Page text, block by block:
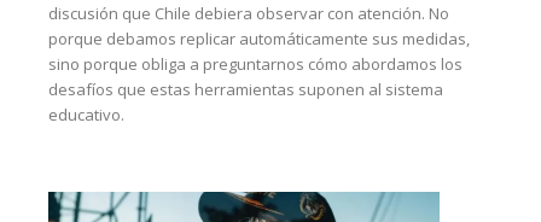
discusión que Chile debiera observar con atención. No
porque debamos replicar automáticamente sus medidas,
sino porque obliga a preguntarnos cómo abordamos los
desafíos que estas herramientas suponen al sistema
educativo.